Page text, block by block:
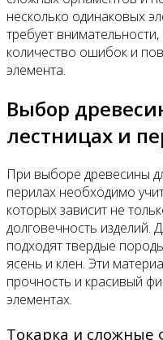
несколько одинаковых
требует
количество ошибок и
элемента.
Выбор
лестницах и
При выборе древесины
перилах необходимо
которых зависит не
долговечность изделий.
подходят твердые
ясень и клен. Эти
прочность и красивый
элементах.
Токарка и сложные